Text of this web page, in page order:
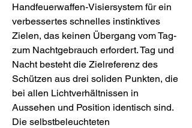
Handfeuerwaffen-Visiersystem für ein
verbessertes schnelles instinktives
Zielen, das keinen Übergang vom Tag-
zum Nachtgebrauch erfordert. Tag und
Nacht besteht die Zielreferenz des
Schützen aus drei soliden Punkten, die
bei allen Lichtverhältnissen in
Aussehen und Position identisch sind.
Die selbstbeleuchteten